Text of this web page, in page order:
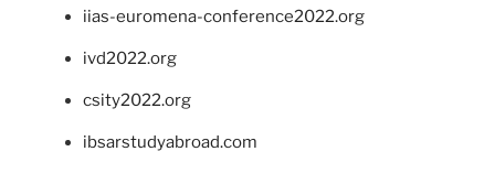
iias-euromena-conference2022.org
ivd2022.org
csity2022.org
ibsarstudyabroad.com